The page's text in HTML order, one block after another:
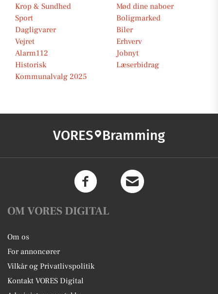
Krop & Sundhed
Mød dine naboer
Sport
Boligmarked
Dagligvarer
Biler
Vejret
Erhverv
Alarm112
Jobnyt
Historisk
Læserbidrag
Kommunalvalg 2025
VORES Bramming
OM VORES DIGITAL
Om os
For annoncører
Vilkår og Privatlivspolitik
Kontakt VORES Digital